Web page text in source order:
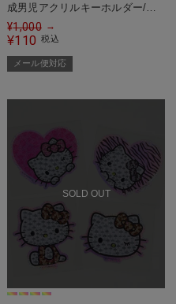
成男児アクリルキーホルダー/シ
ャチ＜メール便対応＞
¥1,000 →
¥110 税込
メール便対応
SOLD OUT